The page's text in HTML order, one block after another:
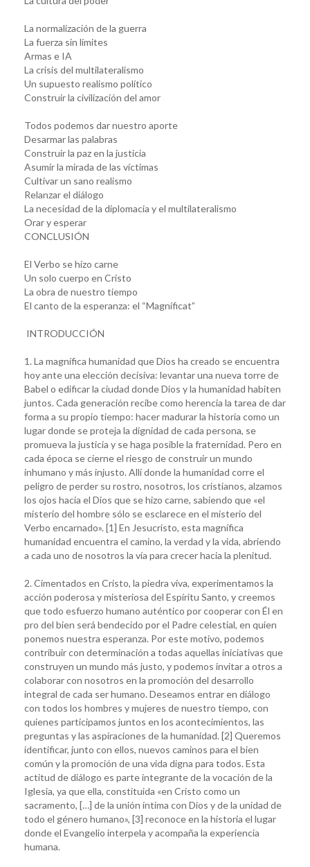
La normalización de la guerra
La fuerza sin límites
Armas e IA
La crisis del multilateralismo
Un supuesto realismo político
Construir la civilización del amor
Todos podemos dar nuestro aporte
Desarmar las palabras
Construir la paz en la justicia
Asumir la mirada de las víctimas
Cultivar un sano realismo
Relanzar el diálogo
La necesidad de la diplomacia y el multilateralismo
Orar y esperar
CONCLUSIÓN
El Verbo se hizo carne
Un solo cuerpo en Cristo
La obra de nuestro tiempo
El canto de la esperanza: el “Magníficat”
INTRODUCCIÓN
1. La magnífica humanidad que Dios ha creado se encuentra
hoy ante una elección decisiva: levantar una nueva torre de
Babel o edificar la ciudad donde Dios y la humanidad habiten
juntos. Cada generación recibe como herencia la tarea de dar
forma a su propio tiempo: hacer madurar la historia como un
lugar donde se proteja la dignidad de cada persona, se
promueva la justicia y se haga posible la fraternidad. Pero en
cada época se cierne el riesgo de construir un mundo
inhumano y más injusto. Allí donde la humanidad corre el
peligro de perder su rostro, nosotros, los cristianos, alzamos
los ojos hacia el Dios que se hizo carne, sabiendo que «el
misterio del hombre sólo se esclarece en el misterio del
Verbo encarnado». [1] En Jesucristo, esta magnífica
humanidad encuentra el camino, la verdad y la vida, abriendo
a cada uno de nosotros la vía para crecer hacia la plenitud.
2. Cimentados en Cristo, la piedra viva, experimentamos la
acción poderosa y misteriosa del Espíritu Santo, y creemos
que todo esfuerzo humano auténtico por cooperar con Él en
pro del bien será bendecido por el Padre celestial, en quien
ponemos nuestra esperanza. Por este motivo, podemos
contribuir con determinación a todas aquellas iniciativas que
construyen un mundo más justo, y podemos invitar a otros a
colaborar con nosotros en la promoción del desarrollo
integral de cada ser humano. Deseamos entrar en diálogo
con todos los hombres y mujeres de nuestro tiempo, con
quienes participamos juntos en los acontecimientos, las
preguntas y las aspiraciones de la humanidad. [2] Queremos
identificar, junto con ellos, nuevos caminos para el bien
común y la promoción de una vida digna para todos. Esta
actitud de diálogo es parte integrante de la vocación de la
Iglesia, ya que ella, constituida «en Cristo como un
sacramento, […] de la unión íntima con Dios y de la unidad de
todo el género humano», [3] reconoce en la historia el lugar
donde el Evangelio interpela y acompaña la experiencia
humana.